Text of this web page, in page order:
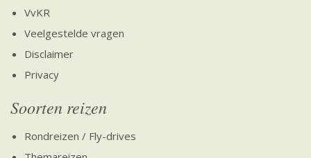
VvKR
Veelgestelde vragen
Disclaimer
Privacy
Soorten reizen
Rondreizen / Fly-drives